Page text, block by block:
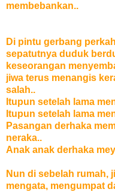
membebankan..
Di pintu gerbang
sepatutnya duduk
keseorangan
jiwa terus menangis
salah..
Itupun setelah lama
Itupun setelah lama
Pasangan derhaka
neraka..
Anak anak derhaka
Nun di sebelah rumah,
mengata, mengumpat